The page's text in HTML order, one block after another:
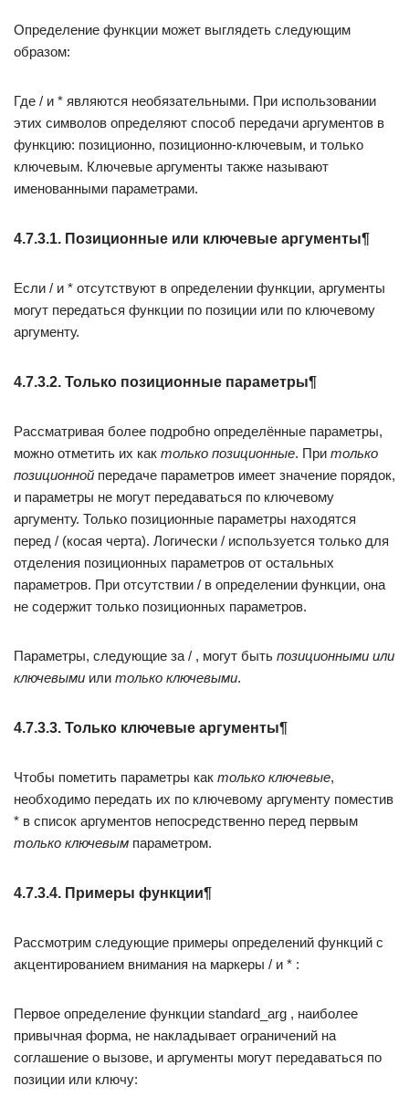
Определение функции может выглядеть следующим
образом:
Где / и * являются необязательными. При использовании
этих символов определяют способ передачи аргументов в
функцию: позиционно, позиционно-ключевым, и только
ключевым. Ключевые аргументы также называют
именованными параметрами.
4.7.3.1. Позиционные или ключевые аргументы¶
Если / и * отсутствуют в определении функции, аргументы
могут передаться функции по позиции или по ключевому
аргументу.
4.7.3.2. Только позиционные параметры¶
Рассматривая более подробно определённые параметры,
можно отметить их как только позиционные. При только
позиционной передаче параметров имеет значение порядок,
и параметры не могут передаваться по ключевому
аргументу. Только позиционные параметры находятся
перед / (косая черта). Логически / используется только для
отделения позиционных параметров от остальных
параметров. При отсутствии / в определении функции, она
не содержит только позиционных параметров.
Параметры, следующие за / , могут быть позиционными или
ключевыми или только ключевыми.
4.7.3.3. Только ключевые аргументы¶
Чтобы пометить параметры как только ключевые,
необходимо передать их по ключевому аргументу поместив
* в список аргументов непосредственно перед первым
только ключевым параметром.
4.7.3.4. Примеры функции¶
Рассмотрим следующие примеры определений функций с
акцентированием внимания на маркеры / и * :
Первое определение функции standard_arg , наиболее
привычная форма, не накладывает ограничений на
соглашение о вызове, и аргументы могут передаваться по
позиции или ключу: